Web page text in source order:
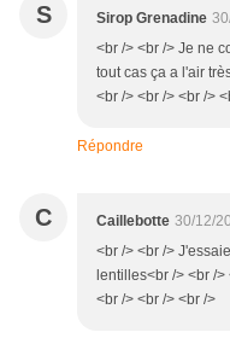
S Sirop Grenadine
<br /> <br /> Je ne
tout cas ça a l'air
<br /> <br /> <br />
Répondre
C Caillebotte 30/12/
<br /> <br />
lentilles<br /> <br /
<br /> <br /> <br />